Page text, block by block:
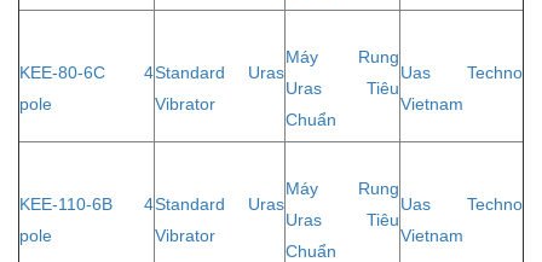
KEE-80-6C 4
pole
Standard Uras
Vibrator
Máy Rung
Uras Tiêu
Chuẩn
Uas Techno
Vietnam
KEE-110-6B 4
pole
Standard Uras
Vibrator
Máy Rung
Uras Tiêu
Chuẩn
Uas Techno
Vietnam